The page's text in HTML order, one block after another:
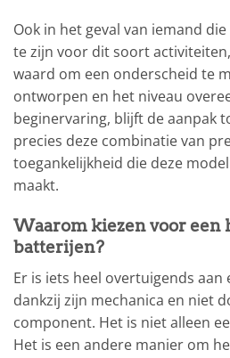
Ook in het geval van iemand
te zijn voor dit soort
waard om een onderscheid te
ontworpen en het niveau
beginervaring, blijft de aanpak
precies deze combinatie van
toegankelijkheid die deze
maakt.
Waarom kiezen voor een
batterijen?
Er is iets heel overtuigends
dankzij zijn mechanica en niet
component. Het is niet alleen
Het is een andere manier om